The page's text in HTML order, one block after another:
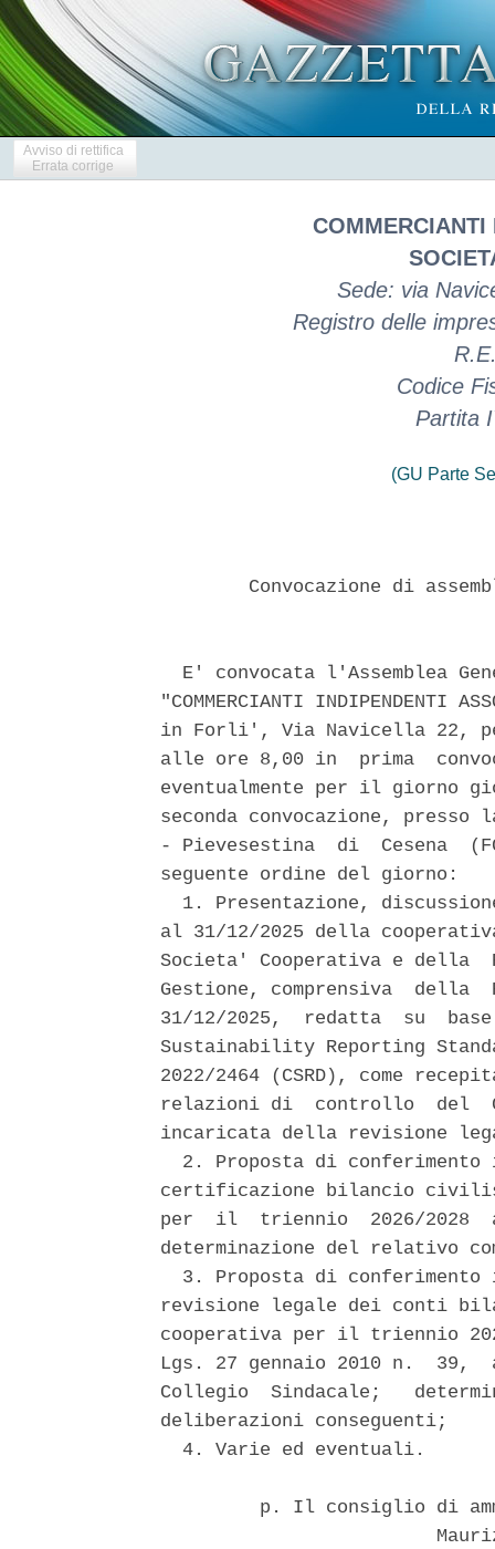
Avviso di rettifica
Errata corrige
COMMERCIANTI
Sede: via
Registro delle
Codice
Partita
(GU Parte
Convocazione di
E' convocata l'Assemblea
"COMMERCIANTI INDIPENDENTI
in Forli', Via Navicella 22,
alle ore 8,00 in  prima
eventualmente per il giorno
seconda convocazione,
- Pievesestina  di  Cesena
seguente ordine del giorno:
1. Presentazione,
al 31/12/2025 della
Societa' Cooperativa e della
Gestione, comprensiva
31/12/2025,  redatta  su
Sustainability Reporting
2022/2464 (CSRD), come
relazioni di  controllo  del
incaricata della revisione
2. Proposta di conferimento
certificazione bilancio
per  il  triennio  2026/2028
determinazione del relativo
3. Proposta di conferimento
revisione legale dei conti
cooperativa per il triennio
Lgs. 27 gennaio 2010 n.
Collegio  Sindacale;
deliberazioni conseguenti;
  4. Varie ed eventuali.
p. Il consiglio di